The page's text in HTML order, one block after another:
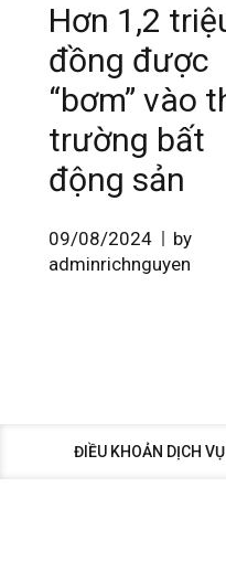
Hơn 1,2
đồng được
“bơm” vào
trường bất
động sản
09/08/2024
by
adminrichnguyen
ĐIỀU KHOẢN DỊCH VỤ